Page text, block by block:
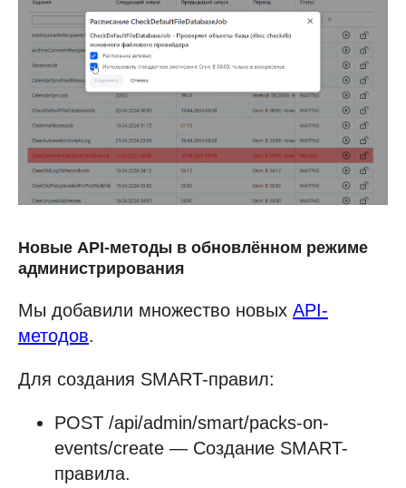
Новые API-методы в обновлённом режиме
администрирования
Мы добавили множество новых API-
методов.
Для создания SMART-правил:
POST /api/admin/smart/packs-on-
events/create — Cоздание SMART-
правила.